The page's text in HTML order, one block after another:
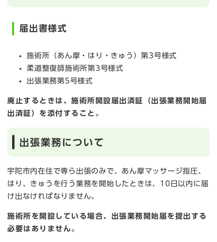
届出書様式
施術所（あん摩・はり・きゅう）第3号様式
柔道整復師施術所第3号様式
出張業務第5号様式
廃止するときは、施術所開設届出済証（出張業務開始届
出済証）を添付すること。
出張業務について
宇陀市内在住で専ら出張のみで、あん摩マッサージ指圧、
はり、きゅうを行う業務を開始したときは、10日以内に届
け出なければなりません。
施術所を開設している場合、出張業務開始届を提出する
必要はありません。